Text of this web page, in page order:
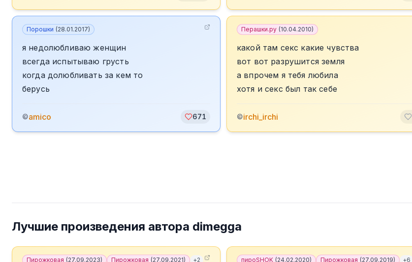
Порошки (28.01.2017)
я недолюбливаю женщин
всегда испытываю грусть
когда долюбливать за кем то
берусь
©amico 671
Перашки.ру (10.04.2010)
какой там секс какие чувства
вот вот разрушится земля
а впрочем я тебя любила
хотя и секс был так себе
©irchi_irchi
Лучшие произведения автора dimegga
Пирожковая (27.09.2023) Пирожковая (27.09.2021) +2 пироSHOK (24.02.2020) Пирожковая (27.09.2019) +6